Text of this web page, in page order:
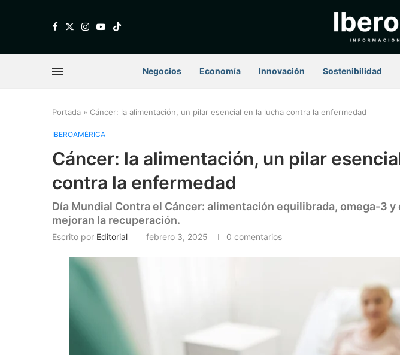
Negocios Economía Innovación Sostenibilidad
Portada » Cáncer: la alimentación, un pilar esencial en la lucha contra la enfermedad
IBEROAMÉRICA
Cáncer: la alimentación, un pilar
contra la enfermedad
Día Mundial Contra el Cáncer: alimentación equilibrada, omega-3
mejoran la recuperación.
Escrito por Editorial febrero 3, 2025 0 comentarios